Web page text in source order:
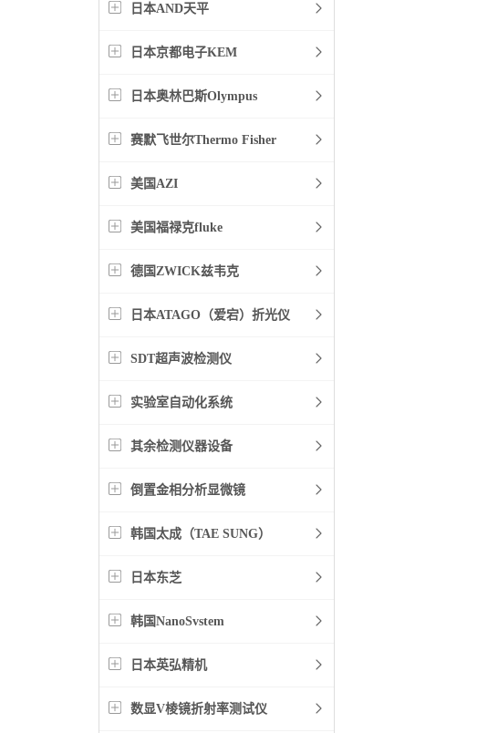
日本AND天平
日本京都电子KEM
日本奥林巴斯Olympus
赛默飞世尔Thermo Fisher
美国AZI
美国福禄克fluke
德国ZWICK兹韦克
日本ATAGO（爱宕）折光仪
SDT超声波检测仪
实验室自动化系统
其余检测仪器设备
倒置金相分析显微镜
韩国太成（TAE SUNG）
日本东芝
韩国NanoSvstem
日本英弘精机
数显V棱镜折射率测试仪